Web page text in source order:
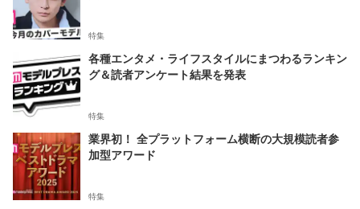
特集
各種エンタメ・ライフスタイルにまつわるランキン
グ＆読者アンケート結果を発表
特集
業界初！ 全プラットフォーム横断の大規模読者参
加型アワード
特集